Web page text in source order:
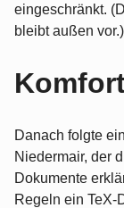
eingeschränkt.
bleibt außen vor.)
Danach folgte
Niedermair, der
Dokumente
Regeln ein TeX-